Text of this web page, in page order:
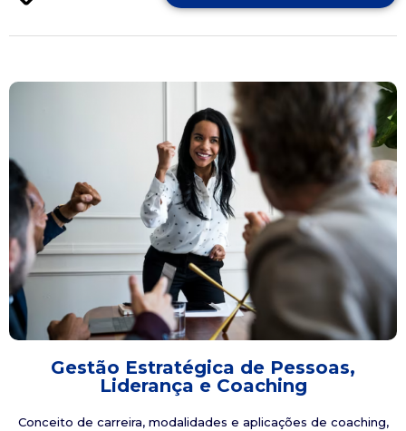
Gestão Estratégica de Pessoas,
Liderança e Coaching
Conceito de carreira, modalidades e aplicações de coaching,